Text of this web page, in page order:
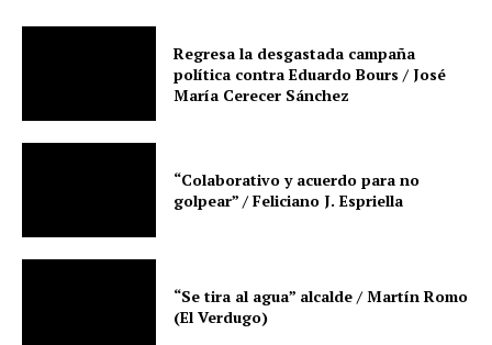
Regresa la desgastada campaña
política contra Eduardo Bours / José
María Cerecer Sánchez
“Colaborativo y acuerdo para no
golpear” / Feliciano J. Espriella
“Se tira al agua” alcalde / Martín Romo
(El Verdugo)